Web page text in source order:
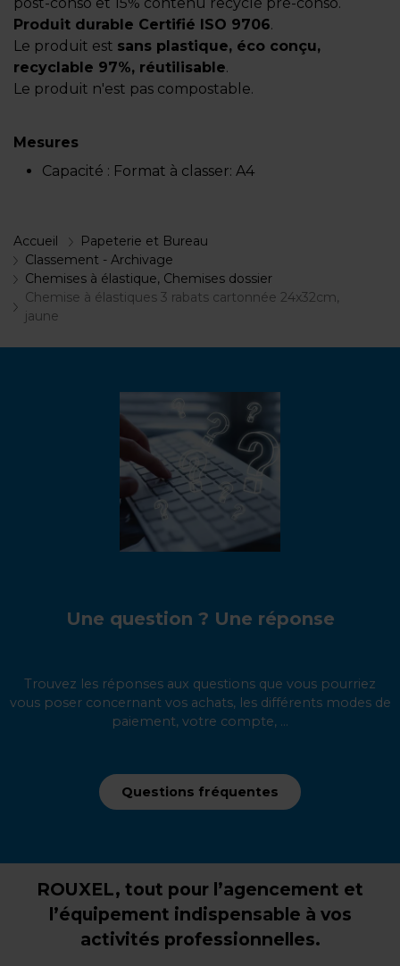
Produit durable Certifié ISO 9706.
Le produit est sans plastique, éco conçu,
recyclable 97%, réutilisable.
Le produit n'est pas compostable.
Mesures
Capacité : Format à classer: A4
Accueil
Papeterie et Bureau
Classement - Archivage
Chemises à élastique, Chemises dossier
Chemise à élastiques 3 rabats cartonnée 24x32cm,
jaune
Une question ? Une réponse
Trouvez les réponses aux questions que vous pourriez
vous poser concernant vos achats, les différents modes de
paiement, votre compte, ...
Questions fréquentes
ROUXEL, tout pour l’agencement et
l’équipement indispensable à vos
activités professionnelles.